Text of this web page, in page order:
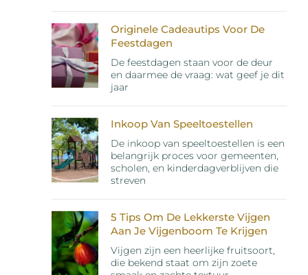
Originele Cadeautips Voor De
Feestdagen
De feestdagen staan voor de deur
en daarmee de vraag: wat geef je dit
jaar
Inkoop Van Speeltoestellen
De inkoop van speeltoestellen is een
belangrijk proces voor gemeenten,
scholen, en kinderdagverblijven die
streven
5 Tips Om De Lekkerste Vijgen
Aan Je Vijgenboom Te Krijgen
Vijgen zijn een heerlijke fruitsoort,
die bekend staat om zijn zoete